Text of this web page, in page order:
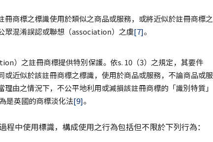
商標之標識使用於類似之商品或服務，或將近似於註冊商標之
眾混淆誤認或聯想（association）之虞[7]。
）之註冊商標提供特別保護。依s. 10（3）之規定，其要件
近似於該註冊商標之標識，使用於商品或服務，不論商品或服
由之情況下，不公平地利用或減損該註冊商標的「識別特質」
是英國的商標淡化法[9]。
中使用標識，構成使用之行為包括但不限於下列行為：